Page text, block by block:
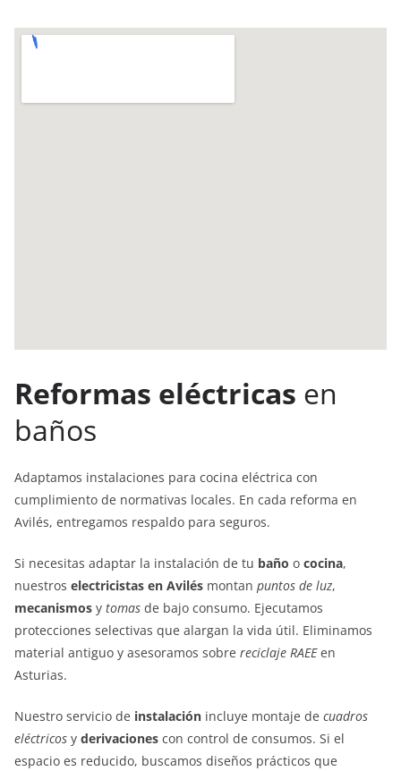
Reformas eléctricas en
baños
Adaptamos instalaciones para cocina eléctrica con
cumplimiento de normativas locales. En cada reforma en
Avilés, entregamos respaldo para seguros.
Si necesitas adaptar la instalación de tu baño o cocina,
nuestros electricistas en Avilés montan puntos de luz,
mecanismos y tomas de bajo consumo. Ejecutamos
protecciones selectivas que alargan la vida útil. Eliminamos
material antiguo y asesoramos sobre reciclaje RAEEen
Asturias.
Nuestro servicio de instalación incluye montaje de cuadros
eléctricos y derivaciones con control de consumos. Si el
espacio es reducido, buscamos diseños prácticos que